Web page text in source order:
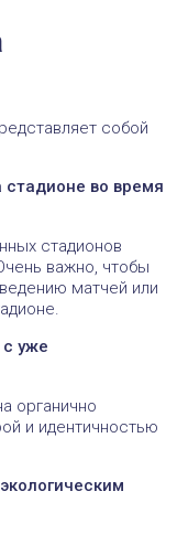
собой
во время
стадионов
важно, чтобы
матчей или
с уже
органично
и идентичностью